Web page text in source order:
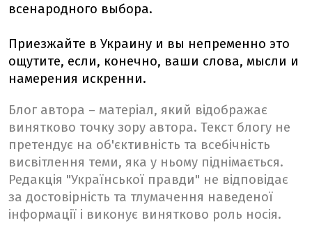
всенародного выбора.
Приезжайте в Украину и вы непременно это
ощутите, если, конечно, ваши слова, мысли и
намерения искренни.
Блог автора – матеріал, який відображає
винятково точку зору автора. Текст блогу не
претендує на об'єктивність та всебічність
висвітлення теми, яка у ньому піднімається.
Редакція "Української правди" не відповідає
за достовірність та тлумачення наведеної
інформації і виконує винятково роль носія.